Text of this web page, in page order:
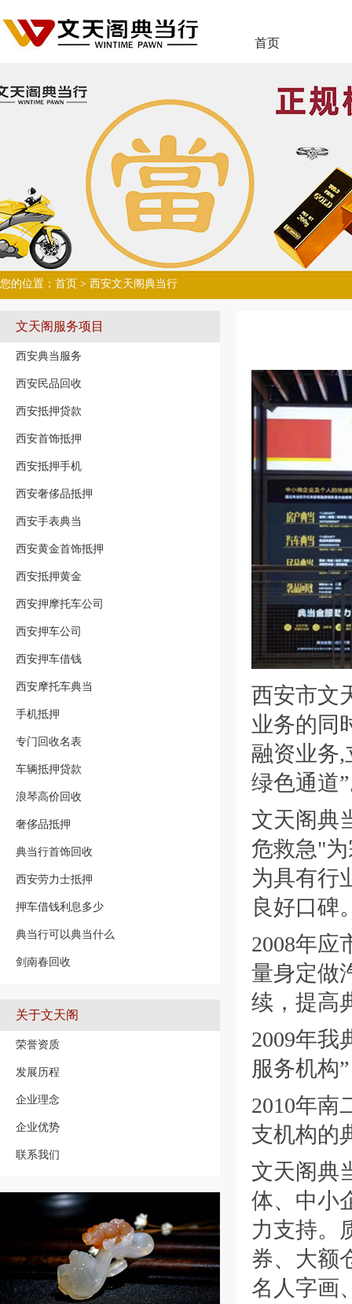
首页
您的位置： 首页 > 西安文天阁典当行
文天阁服务项目
西安典当服务
西安民品回收
西安抵押贷款
西安首饰抵押
西安抵押手机
西安奢侈品抵押
西安手表典当
西安黄金首饰抵押
西安抵押黄金
西安押摩托车公司
西安押车公司
西安押车借钱
西安摩托车典当
手机抵押
专门回收名表
车辆抵押贷款
浪琴高价回收
奢侈品抵押
典当行首饰回收
西安劳力士抵押
押车借钱利息多少
典当行可以典当什么
剑南春回收
关于文天阁
荣誉资质
发展历程
企业理念
企业优势
联系我们
西安市文
业务的同
融资业务
绿色通道
文天阁典
危救急"
为具有行
良好口碑
2008年应
量身定做
续，提高
2009年我
服务机构”
2010年南
支机构的
文天阁典
体、中小
力支持。
券、大额
名人字画